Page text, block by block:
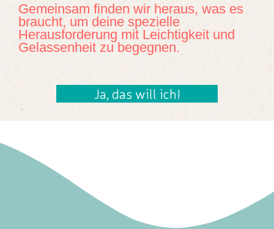
Gemeinsam finden wir heraus, was es
braucht, um deine spezielle
Herausforderung mit Leichtigkeit und
Gelassenheit zu begegnen.
Ja, das will ich!